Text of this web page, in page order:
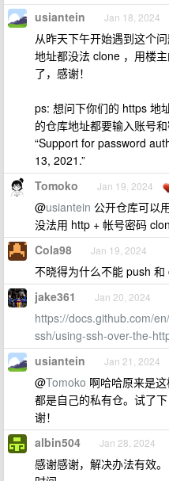
usiantein Jan 18, 2024
从昨天下午开始遇到这个
地址都没法 clone ，用楼
了，感谢！
ps: 想问下你们的 https 地
的仓库地址都要输入账号
“Support for password
13, 2021.”
Tomoko Jan 19, 2024
@usiantein 公开仓库可以
没法用 http + 帐号密码
Cola98 Jan 19, 2024
不晓得为什么不能 push 和
jake361 Jan 20, 2024
https://docs.github.com/
ssh/using-ssh-over-the-
usiantein Jan 21, 2024
@Tomoko 啊哈哈原来是
都是自己的私有仓。试了
谢！
albin504 Jan 28, 2024
感谢感谢，解决办法有效